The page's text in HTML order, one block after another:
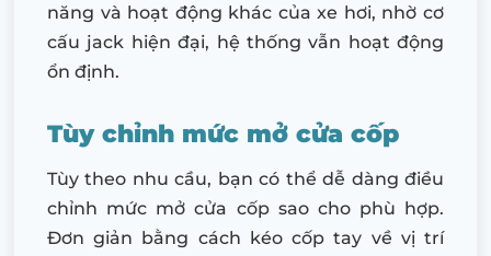
năng và hoạt động khác của xe hơi, nhờ cơ
cấu jack hiện đại, hệ thống vẫn hoạt động
ổn định.
Tùy chỉnh mức mở cửa cốp
Tùy theo nhu cầu, bạn có thể dễ dàng điều
chỉnh mức mở cửa cốp sao cho phù hợp.
Đơn giản bằng cách kéo cốp tay về vị trí